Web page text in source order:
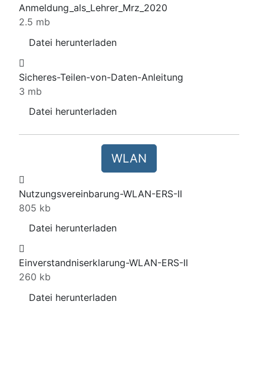
Anmeldung_als_Lehrer_Mrz_2020
2.5 mb
Datei herunterladen
Sicheres-Teilen-von-Daten-Anleitung
3 mb
Datei herunterladen
WLAN
Nutzungsvereinbarung-WLAN-ERS-II
805 kb
Datei herunterladen
Einverstandniserklarung-WLAN-ERS-II
260 kb
Datei herunterladen